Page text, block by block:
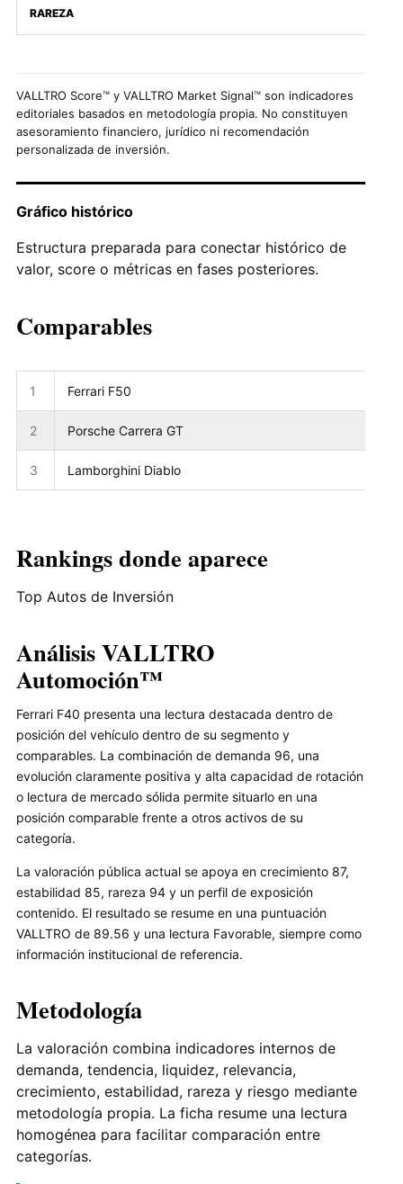
RAREZA
VALLTRO Score™ y VALLTRO Market Signal™ son indicadores
editoriales basados en metodología propia. No constituyen
asesoramiento financiero, jurídico ni recomendación
personalizada de inversión.
Gráfico histórico
Estructura preparada para conectar histórico de
valor, score o métricas en fases posteriores.
Comparables
1 Ferrari F50
2 Porsche Carrera GT
3 Lamborghini Diablo
Rankings donde aparece
Top Autos de Inversión
Análisis VALLTRO
Automoción™
Ferrari F40 presenta una lectura destacada dentro de
posición del vehículo dentro de su segmento y
comparables. La combinación de demanda 96, una
evolución claramente positiva y alta capacidad de rotación
o lectura de mercado sólida permite situarlo en una
posición comparable frente a otros activos de su
categoría.
La valoración pública actual se apoya en crecimiento 87,
estabilidad 85, rareza 94 y un perfil de exposición
contenido. El resultado se resume en una puntuación
VALLTRO de 89.56 y una lectura Favorable, siempre como
información institucional de referencia.
Metodología
La valoración combina indicadores internos de
demanda, tendencia, liquidez, relevancia,
crecimiento, estabilidad, rareza y riesgo mediante
metodología propia. La ficha resume una lectura
homogénea para facilitar comparación entre
categorías.